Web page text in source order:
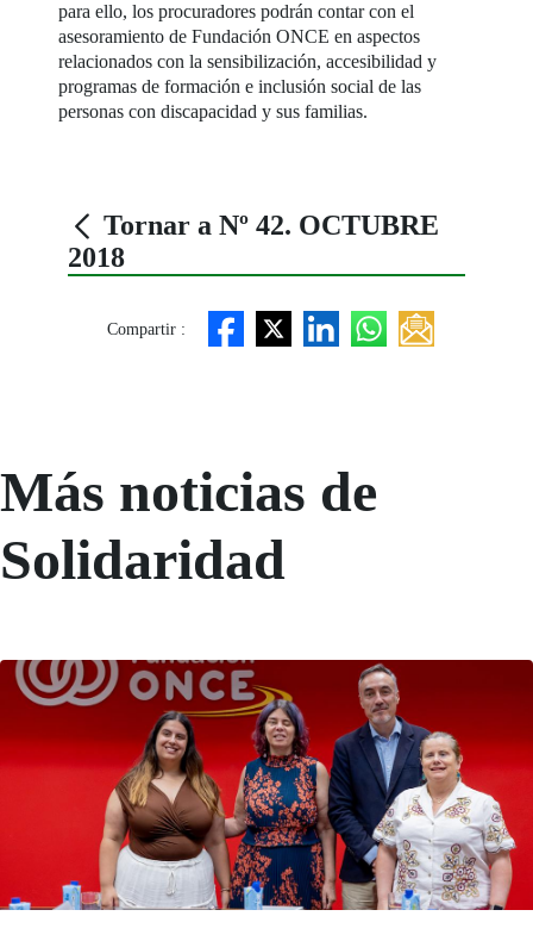
para ello, los procuradores podrán contar con el
asesoramiento de Fundación ONCE en aspectos
relacionados con la sensibilización, accesibilidad y
programas de formación e inclusión social de las
personas con discapacidad y sus familias.
Tornar a Nº 42. OCTUBRE
2018
Compartir :
Más noticias de
Solidaridad